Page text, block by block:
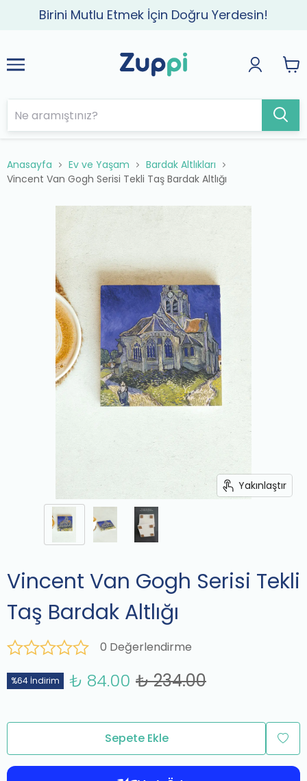
Birini Mutlu Etmek İçin Doğru Yerdesin!
Anasayfa Ev ve Yaşam
Bardak Altlıkları
Vincent Van Gogh Serisi Tekli Taş Bardak Altlığı
Yakınlaştır
Vincent Van Gogh Serisi Tekli
Taş Bardak Altlığı
0 Değerlendirme
%64 İndirim ₺ 84.00 ₺ 234.00
Sepete Ekle